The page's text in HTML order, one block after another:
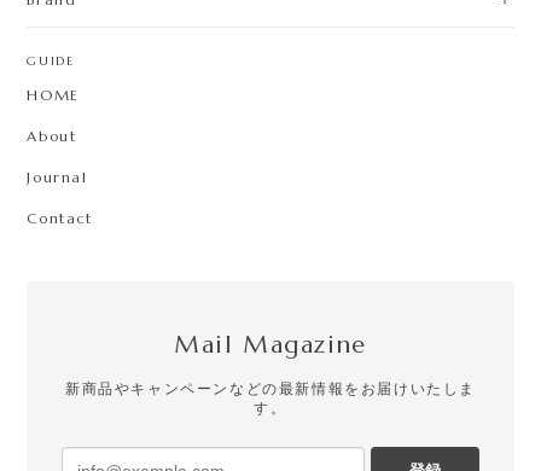
GUIDE
HOME
About
Journal
Contact
Mail Magazine
新商品やキャンペーンなどの最新情報をお届けいたしま
す。